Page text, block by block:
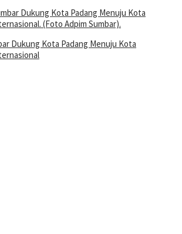
Dukung Kota Padang Menuju Kota